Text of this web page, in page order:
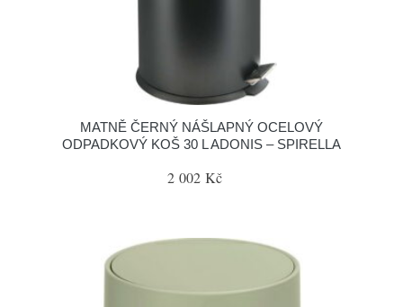
MATNĚ ČERNÝ NÁŠLAPNÝ OCELOVÝ
ODPADKOVÝ KOŠ 30 L ADONIS – SPIRELLA
2 002 Kč